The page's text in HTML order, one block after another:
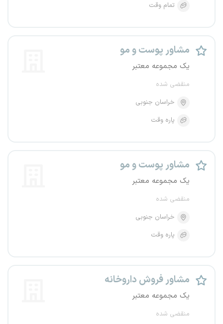
تمام وقت
مشاور پوست و مو
یک مجموعه معتبر
منقضی شده
خراسان جنوبی
پاره وقت
مشاور پوست و مو
یک مجموعه معتبر
منقضی شده
خراسان جنوبی
پاره وقت
مشاور فروش داروخانه
یک مجموعه معتبر
منقضی شده